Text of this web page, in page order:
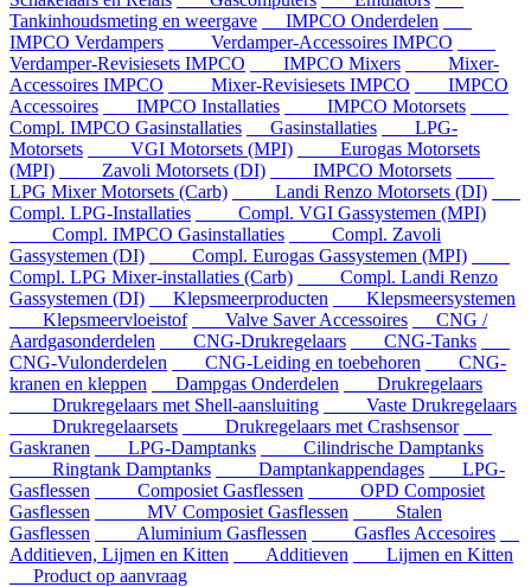
Tankinhoudsmeting en weergave
IMPCO Onderdelen
IMPCO Verdampers
Verdamper-Accessoires IMPCO
Verdamper-Revisiesets IMPCO
IMPCO Mixers
Mixer-
Accessoires IMPCO
Mixer-Revisiesets IMPCO
IMPCO
Accessoires
IMPCO Installaties
IMPCO Motorsets
Compl. IMPCO Gasinstallaties
Gasinstallaties
LPG-
Motorsets
VGI Motorsets (MPI)
Eurogas Motorsets
(MPI)
Zavoli Motorsets (DI)
IMPCO Motorsets
LPG Mixer Motorsets (Carb)
Landi Renzo Motorsets (DI)
Compl. LPG-Installaties
Compl. VGI Gassystemen (MPI)
Compl. IMPCO Gasinstallaties
Compl. Zavoli
Gassystemen (DI)
Compl. Eurogas Gassystemen (MPI)
Compl. LPG Mixer-installaties (Carb)
Compl. Landi Renzo
Gassystemen (DI)
Klepsmeerproducten
Klepsmeersystemen
Klepsmeervloeistof
Valve Saver Accessoires
CNG /
Aardgasonderdelen
CNG-Drukregelaars
CNG-Tanks
CNG-Vulonderdelen
CNG-Leiding en toebehoren
CNG-
kranen en kleppen
Dampgas Onderdelen
Drukregelaars
Drukregelaars met Shell-aansluiting
Vaste Drukregelaars
Drukregelaarsets
Drukregelaars met Crashsensor
Gaskranen
LPG-Damptanks
Cilindrische Damptanks
Ringtank Damptanks
Damptankappendages
LPG-
Gasflessen
Composiet Gasflessen
OPD Composiet
Gasflessen
MV Composiet Gasflessen
Stalen
Gasflessen
Aluminium Gasflessen
Gasfles Accesoires
Additieven, Lijmen en Kitten
Additieven
Lijmen en Kitten
Product op aanvraag